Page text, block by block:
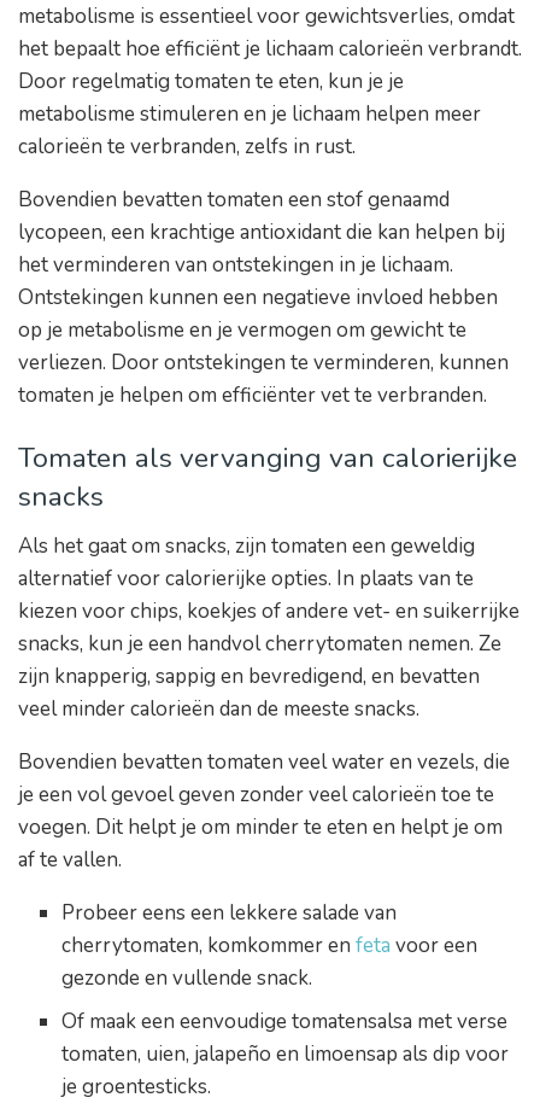
metabolisme is essentieel voor gewichtsverlies, omdat
het bepaalt hoe efficiënt je lichaam calorieën verbrandt.
Door regelmatig tomaten te eten, kun je je
metabolisme stimuleren en je lichaam helpen meer
calorieën te verbranden, zelfs in rust.
Bovendien bevatten tomaten een stof genaamd
lycopeen, een krachtige antioxidant die kan helpen bij
het verminderen van ontstekingen in je lichaam.
Ontstekingen kunnen een negatieve invloed hebben
op je metabolisme en je vermogen om gewicht te
verliezen. Door ontstekingen te verminderen, kunnen
tomaten je helpen om efficiënter vet te verbranden.
Tomaten als vervanging van calorierijke
snacks
Als het gaat om snacks, zijn tomaten een geweldig
alternatief voor calorierijke opties. In plaats van te
kiezen voor chips, koekjes of andere vet- en suikerrijke
snacks, kun je een handvol cherrytomaten nemen. Ze
zijn knapperig, sappig en bevredigend, en bevatten
veel minder calorieën dan de meeste snacks.
Bovendien bevatten tomaten veel water en vezels, die
je een vol gevoel geven zonder veel calorieën toe te
voegen. Dit helpt je om minder te eten en helpt je om
af te vallen.
Probeer eens een lekkere salade van
cherrytomaten, komkommer enfeta voor een
gezonde en vullende snack.
Of maak een eenvoudige tomatensalsa met verse
tomaten, uien, jalapeño en limoensap als dip voor
je groentesticks.